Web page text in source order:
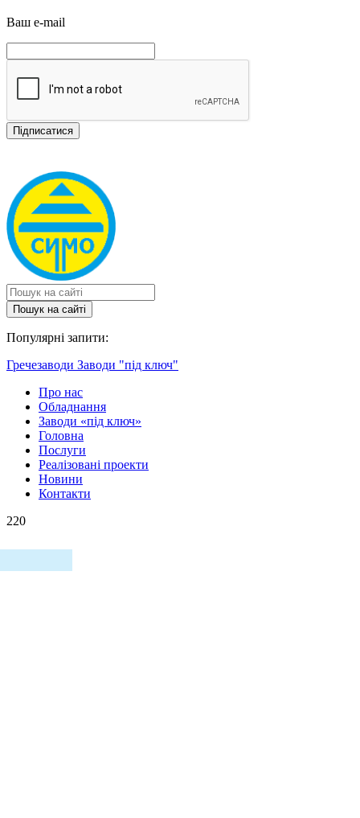
Ваш e-mail
Пошук на сайтi
Популярні запити:
Гречезаводи Заводи "під ключ"
Про нас
Обладнання
Заводи «під ключ»
Головна
Послуги
Реалізовані проекти
Новини
Контакти
220